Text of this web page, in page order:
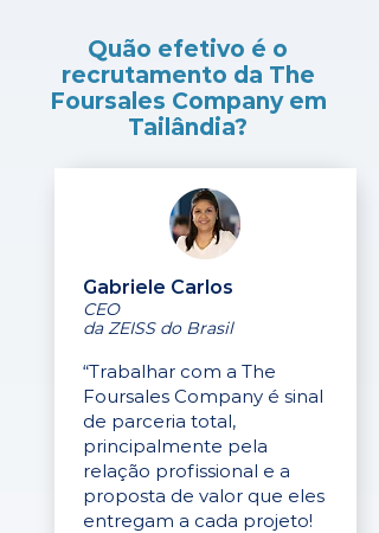
Quão efetivo é o
recrutamento da The
Foursales Company em
Tailândia?
Gabriele Carlos
CEO
da ZEISS do Brasil
“Trabalhar com a The
Foursales Company é sinal
de parceria total,
principalmente pela
relação profissional e a
proposta de valor que eles
entregam a cada projeto!